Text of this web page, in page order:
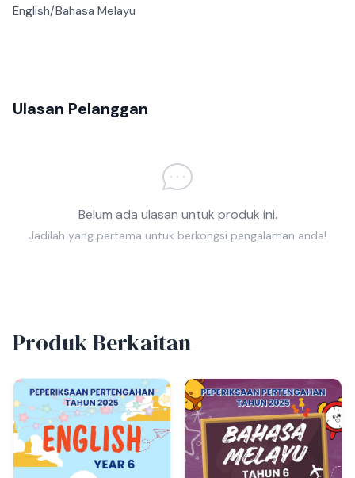
English/Bahasa Melayu
Ulasan Pelanggan
Belum ada ulasan untuk produk ini.
Jadilah yang pertama untuk berkongsi pengalaman anda!
Produk Berkaitan